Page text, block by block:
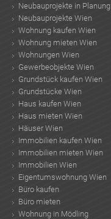
Neubauprojekte in Planung
Neubauprojekte Wien
Wohnung kaufen Wien
Wohnung mieten Wien
Wohnungen Wien
Gewerbeobjekte Wien
Grundstück kaufen Wien
Grundstücke Wien
Haus kaufen Wien
Haus mieten Wien
Häuser Wien
Immobilien kaufen Wien
Immobilien mieten Wien
Immobilien Wien
Eigentumswohnung Wien
Büro kaufen
Büro mieten
Wohnung in Mödling